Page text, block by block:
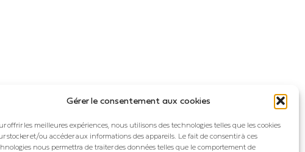
Gérer le consentement aux cookies
offrir les meilleures expériences, nous utilisons des technologies telles que les cookies
stocker et/ou accéder aux informations des appareils. Le fait de consentir à ces
nous permettra de traiter des données telles que le comportement de